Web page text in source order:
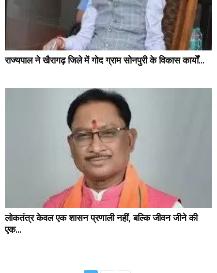
राज्यपाल ने खैरागढ़ जिले में गोद ग्राम सोनपुरी के विकास कार्यों...
लोकतंत्र केवल एक शासन प्रणाली नहीं, बल्कि जीवन जीने की
एक...